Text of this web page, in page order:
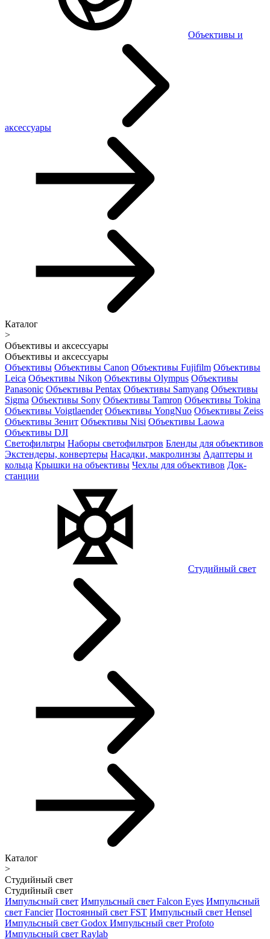
Объективы и
аксессуары
Каталог
>
Объективы и аксессуары
Объективы и аксессуары
Объективы Объективы Canon Объективы Fujifilm Объективы
Leica Объективы Nikon Объективы Olympus Объективы
Panasonic Объективы Pentax Объективы Samyang Объективы
Sigma Объективы Sony Объективы Tamron Объективы Tokina
Объективы Voigtlaender Объективы YongNuo Объективы Zeiss
Объективы Зенит Объективы Nisi Объективы Laowa
Объективы DJI
Светофильтры Наборы светофильтров Бленды для объективов
Экстендеры, конвертеры Насадки, макролинзы Адаптеры и
кольца Крышки на объективы Чехлы для объективов Док-
станции
Студийный свет
Каталог
>
Студийный свет
Студийный свет
Импульсный свет Импульсный свет Falcon Eyes Импульсный
свет Fancier Постоянный свет FST Импульсный свет Hensel
Импульсный свет Godox Импульсный свет Profoto
Импульсный свет Raylab